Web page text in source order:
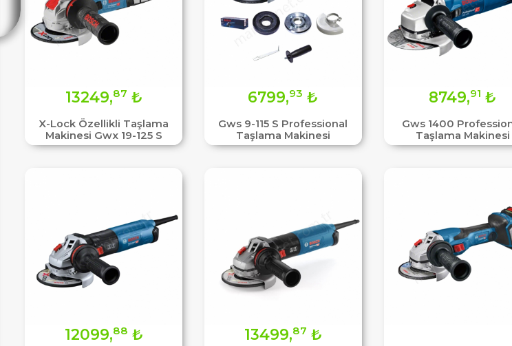
X-Lock Özellikli Taşlama
Makinesi Gwx 19-125 S
13249,87 ₺
Gws 9-115 S Professional
Taşlama Makinesi
6799,93 ₺
Gws 1400
Taşlama Makinesi
8749,91 ₺
12099,88 ₺ 13499,87 ₺